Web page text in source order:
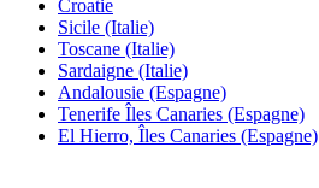
Croatie
Sicile (Italie)
Toscane (Italie)
Sardaigne (Italie)
Andalousie (Espagne)
Tenerife Îles Canaries (Espagne)
El Hierro, Îles Canaries (Espagne)